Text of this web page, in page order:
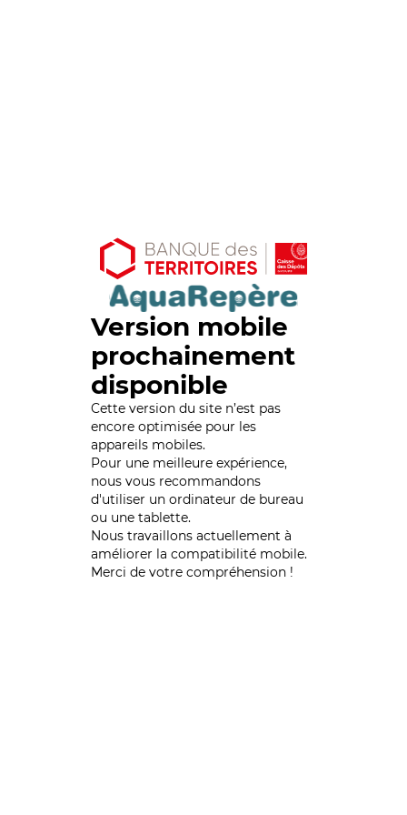
Version mobile
prochainement
disponible
Cette version du site n’est pas
encore optimisée pour les
appareils mobiles.
Pour une meilleure expérience,
nous vous recommandons
d'utiliser un ordinateur de bureau
ou une tablette.
Nous travaillons actuellement à
améliorer la compatibilité mobile.
Merci de votre compréhension !